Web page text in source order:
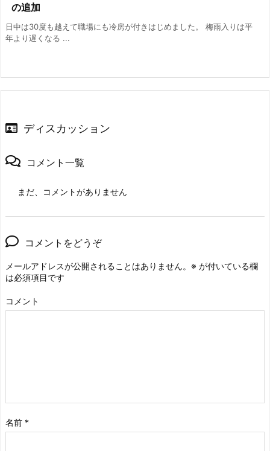
の追加
日中は30度も越えて職場にも冷房が付きはじめました。 梅雨入りは平
年より遅くなる ...
ディスカッション
コメント一覧
まだ、コメントがありません
コメントをどうぞ
メールアドレスが公開されることはありません。 ※ が付いている欄
は必須項目です
コメント
名前 *